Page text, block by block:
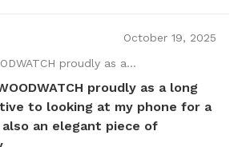
October 19, 2025
proudly as a…
proudly as a long
to looking at my phone for a
an elegant piece of